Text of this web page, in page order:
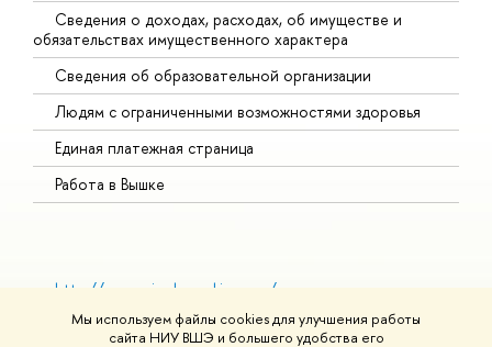
Мы используем файлы cookies для улучшения работы
сайта НИУ ВШЭ и большего удобства его
Сведения о доходах, расходах, об имуществе и
обязательствах имущественного характера
Сведения об образовательной организации
Людям с ограниченными возможностями здоровья
Единая платежная страница
Работа в Вышке
http://www.minobrnauki.gov.ru/
Министерство науки и высшего образования РФ
https://edu.gov.ru/